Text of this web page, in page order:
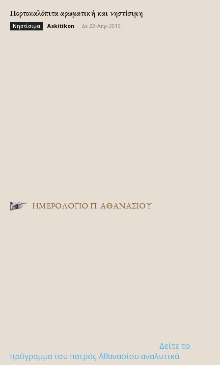
Πορτοκαλόπιτα αρωματική και νηστίσιμη
Νηστίσιμα Askitikon Δε 22-Απρ-2019
ΗΜΕΡΟΛΟΓΙΟ Π. ΑΘΑΝΑΣΙΟΥ
Δείτε το
πρόγραμμα του πατρός Αθανασίου αναλυτικά